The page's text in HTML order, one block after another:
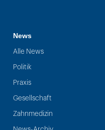
News
Alle News
Politik
Praxis
Gesellschaft
Zahnmedizin